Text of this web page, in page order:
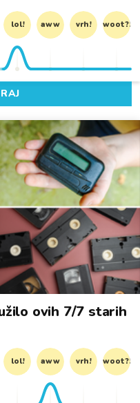
lol! aww vrh! woot?!
ovih 7/7 starih
lol! aww vrh! woot?!